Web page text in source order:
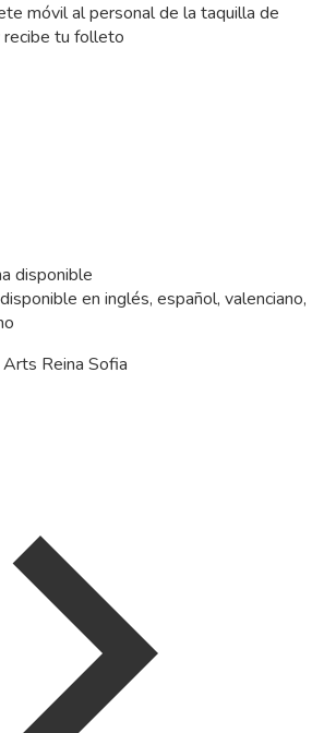
móvil al personal de la taquilla de
recibe tu folleto
disponible
en inglés, español, valenciano,
Reina Sofia